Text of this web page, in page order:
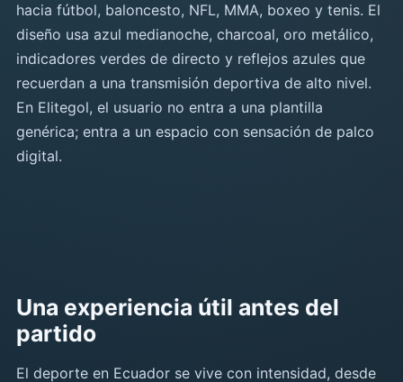
hacia fútbol, baloncesto, NFL, MMA, boxeo y tenis. El
diseño usa azul medianoche, charcoal, oro metálico,
indicadores verdes de directo y reflejos azules que
recuerdan a una transmisión deportiva de alto nivel.
En Elitegol, el usuario no entra a una plantilla
genérica; entra a un espacio con sensación de palco
digital.
Una experiencia útil antes del
partido
El deporte en Ecuador se vive con intensidad, desde